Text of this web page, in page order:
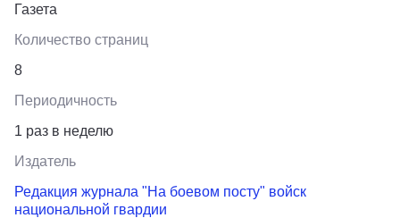
Газета
Количество страниц
8
Периодичность
1 раз в неделю
Издатель
Редакция журнала "На боевом посту" войск
национальной гвардии